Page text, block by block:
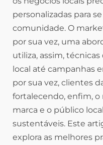
personalizadas para
comunidade. O
por sua vez, uma
utiliza, assim, técnicas
local até campanhas
por sua vez, clientes
fortalecendo, enfim,
marca e o público
sustentáveis. Este
explora as melhores